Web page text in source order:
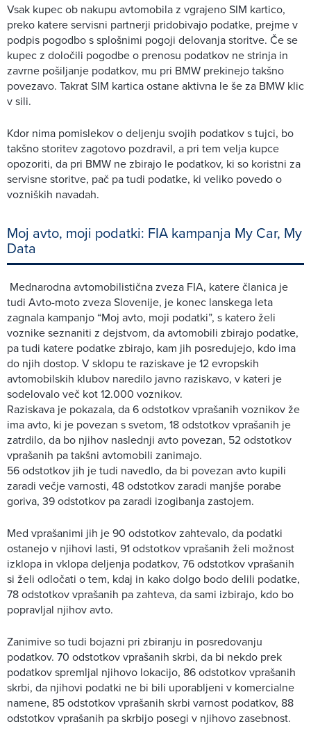
Vsak kupec ob nakupu avtomobila z vgrajeno SIM kartico,
preko katere servisni partnerji pridobivajo podatke, prejme v
podpis pogodbo s splošnimi pogoji delovanja storitve. Če se
kupec z določili pogodbe o prenosu podatkov ne strinja in
zavrne pošiljanje podatkov, mu pri BMW prekinejo takšno
povezavo. Takrat SIM kartica ostane aktivna le še za BMW klic
v sili.
Kdor nima pomislekov o deljenju svojih podatkov s tujci, bo
takšno storitev zagotovo pozdravil, a pri tem velja kupce
opozoriti, da pri BMW ne zbirajo le podatkov, ki so koristni za
servisne storitve, pač pa tudi podatke, ki veliko povedo o
vozniških navadah.
Moj avto, moji podatki: FIA kampanja My Car, My
Data
Mednarodna avtomobilistična zveza FIA, katere članica je
tudi Avto-moto zveza Slovenije, je konec lanskega leta
zagnala kampanjo “Moj avto, moji podatki”, s katero želi
voznike seznaniti z dejstvom, da avtomobili zbirajo podatke,
pa tudi katere podatke zbirajo, kam jih posredujejo, kdo ima
do njih dostop. V sklopu te raziskave je 12 evropskih
avtomobilskih klubov naredilo javno raziskavo, v kateri je
sodelovalo več kot 12.000 voznikov.
Raziskava je pokazala, da 6 odstotkov vprašanih voznikov že
ima avto, ki je povezan s svetom, 18 odstotkov vprašanih je
zatrdilo, da bo njihov naslednji avto povezan, 52 odstotkov
vprašanih pa takšni avtomobili zanimajo.
56 odstotkov jih je tudi navedlo, da bi povezan avto kupili
zaradi večje varnosti, 48 odstotkov zaradi manjše porabe
goriva, 39 odstotkov pa zaradi izogibanja zastojem.
Med vprašanimi jih je 90 odstotkov zahtevalo, da podatki
ostanejo v njihovi lasti, 91 odstotkov vprašanih želi možnost
izklopa in vklopa deljenja podatkov, 76 odstotkov vprašanih
si želi odločati o tem, kdaj in kako dolgo bodo delili podatke,
78 odstotkov vprašanih pa zahteva, da sami izbirajo, kdo bo
popravljal njihov avto.
Zanimive so tudi bojazni pri zbiranju in posredovanju
podatkov. 70 odstotkov vprašanih skrbi, da bi nekdo prek
podatkov spremljal njihovo lokacijo, 86 odstotkov vprašanih
skrbi, da njihovi podatki ne bi bili uporabljeni v komercialne
namene, 85 odstotkov vprašanih skrbi varnost podatkov, 88
odstotkov vprašanih pa skrbijo posegi v njihovo zasebnost.